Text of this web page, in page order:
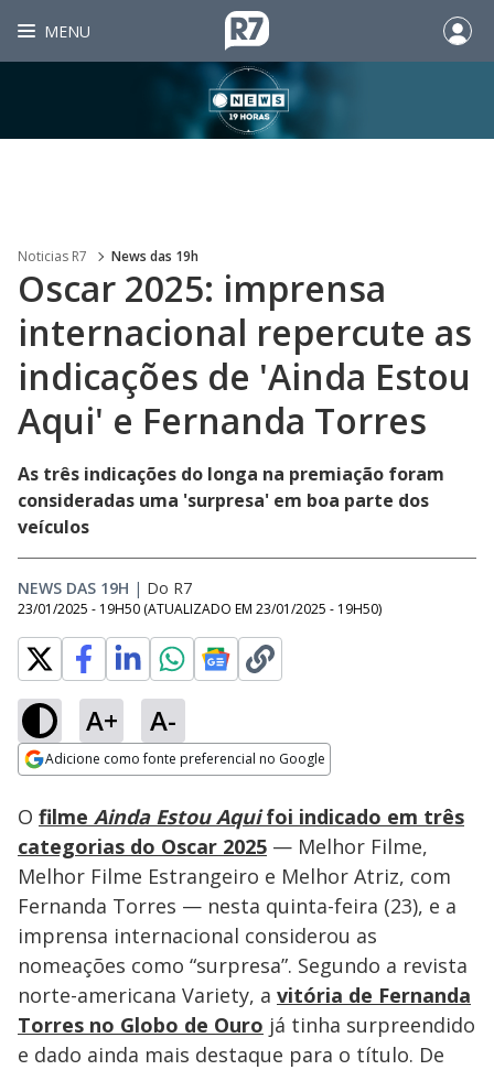
MENU
Noticias R7 News das 19h
Oscar 2025: imprensa
internacional repercute as
indicações de 'Ainda Estou
Aqui' e Fernanda Torres
As três indicações do longa na premiação foram
consideradas uma 'surpresa' em boa parte dos
veículos
NEWS DAS 19H | Do R7
23/01/2025 - 19H50 (ATUALIZADO EM 23/01/2025 - 19H50)
A+ A-
Adicione como fonte preferencial no Google
Zeppelin em estreia
de música
Ativar
83.92%
O filme Ainda Estou Aquifoi indicado em três
categorias do Oscar 2025 — Melhor Filme,
Melhor Filme Estrangeiro e Melhor Atriz, com
Fernanda Torres — nesta quinta-feira (23), e a
imprensa internacional considerou as
nomeações como “surpresa”. Segundo a revista
norte-americana Variety, a vitória de Fernanda
Torres no Globo de Ouro já tinha surpreendido
e dado ainda mais destaque para o título. De